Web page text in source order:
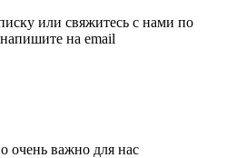
или свяжитесь с нами по
на email
важно для нас